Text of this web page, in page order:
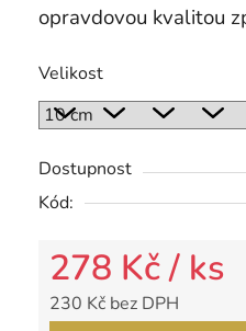
opravdovou kvalitou
Velikost
Dostupnost
Kód:
278 Kč/ ks
230 Kč bez DPH